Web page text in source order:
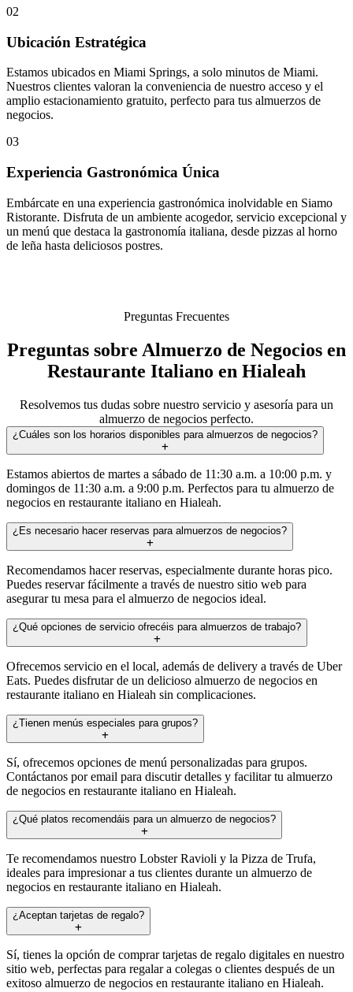
02
Ubicación Estratégica
Estamos ubicados en Miami Springs, a solo minutos de Miami.
Nuestros clientes valoran la conveniencia de nuestro acceso y el
amplio estacionamiento gratuito, perfecto para tus almuerzos de
negocios.
03
Experiencia Gastronómica Única
Embárcate en una experiencia gastronómica inolvidable en Siamo
Ristorante. Disfruta de un ambiente acogedor, servicio excepcional y
un menú que destaca la gastronomía italiana, desde pizzas al horno
de leña hasta deliciosos postres.
Preguntas Frecuentes
Preguntas sobre Almuerzo de Negocios en
Restaurante Italiano en Hialeah
Resolvemos tus dudas sobre nuestro servicio y asesoría para un
almuerzo de negocios perfecto.
¿Cuáles son los horarios disponibles para almuerzos de negocios?
Estamos abiertos de martes a sábado de 11:30 a.m. a 10:00 p.m. y
domingos de 11:30 a.m. a 9:00 p.m. Perfectos para tu almuerzo de
negocios en restaurante italiano en Hialeah.
¿Es necesario hacer reservas para almuerzos de negocios?
Recomendamos hacer reservas, especialmente durante horas pico.
Puedes reservar fácilmente a través de nuestro sitio web para
asegurar tu mesa para el almuerzo de negocios ideal.
¿Qué opciones de servicio ofrecéis para almuerzos de trabajo?
Ofrecemos servicio en el local, además de delivery a través de Uber
Eats. Puedes disfrutar de un delicioso almuerzo de negocios en
restaurante italiano en Hialeah sin complicaciones.
¿Tienen menús especiales para grupos?
Sí, ofrecemos opciones de menú personalizadas para grupos.
Contáctanos por email para discutir detalles y facilitar tu almuerzo
de negocios en restaurante italiano en Hialeah.
¿Qué platos recomendáis para un almuerzo de negocios?
Te recomendamos nuestro Lobster Ravioli y la Pizza de Trufa,
ideales para impresionar a tus clientes durante un almuerzo de
negocios en restaurante italiano en Hialeah.
¿Aceptan tarjetas de regalo?
Sí, tienes la opción de comprar tarjetas de regalo digitales en nuestro
sitio web, perfectas para regalar a colegas o clientes después de un
exitoso almuerzo de negocios en restaurante italiano en Hialeah.